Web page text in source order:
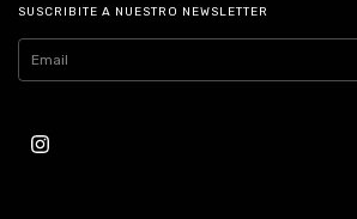
SUSCRIBITE A NUESTRO NEWSLETTER